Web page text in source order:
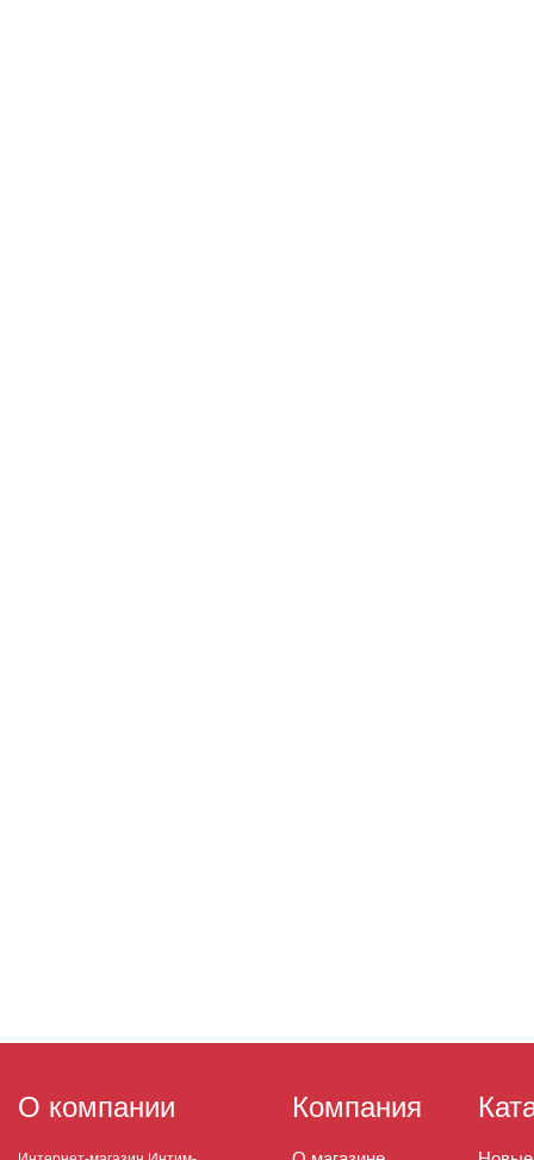
О компании Компания